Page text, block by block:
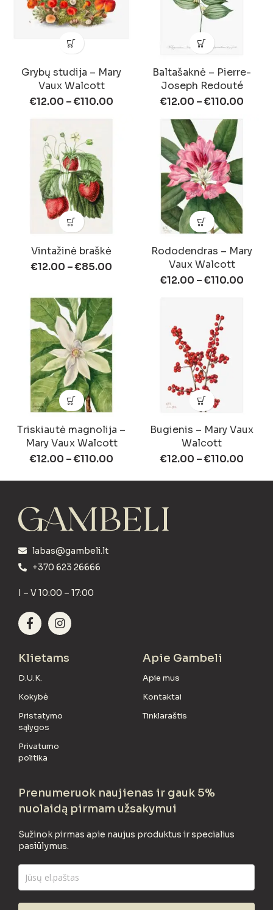
Grybų studija – Mary
Vaux Walcott
€12.00 –€110.00
Baltašaknė – Pierre-
Joseph Redouté
€12.00 –€110.00
Vintažinė braškė
€12.00 –€85.00
Rododendras – Mary
Vaux Walcott
€12.00 –€110.00
Triskiautė magnolija –
Mary Vaux Walcott
€12.00 –€110.00
Bugienis – Mary Vaux
Walcott
€12.00 –€110.00
labas@gambeli.lt
+370 623 26666
I – V 10:00 – 17:00
Klietams
D.U.K.
Kokybė
Pristatymo
sąlygos
Privatumo
politika
Apie Gambeli
Apie mus
Kontaktai
Tinklaraštis
Prenumeruok naujienas ir gauk 5%
nuolaidą pirmam užsakymui
Sužinok pirmas apie naujus produktus ir specialius
pasiūlymus.